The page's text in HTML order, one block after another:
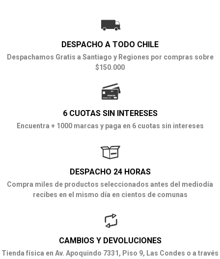
DESPACHO A TODO CHILE
Despachamos Gratis a Santiago y Regiones por compras sobre
$150.000
6 CUOTAS SIN INTERESES
Encuentra + 1000 marcas y paga en 6 cuotas sin intereses
DESPACHO 24 HORAS
Compra miles de productos seleccionados antes del mediodía
recibes en el mismo día en cientos de comunas
CAMBIOS Y DEVOLUCIONES
Tienda física en Av. Apoquindo 7331, Piso 9, Las Condes o a través